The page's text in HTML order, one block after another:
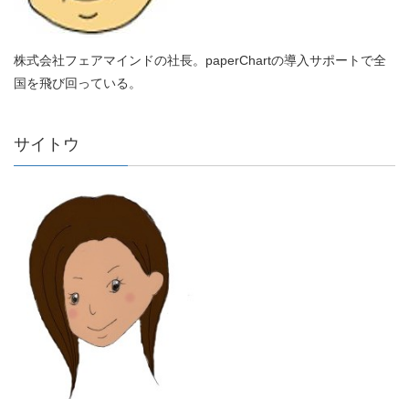
株式会社フェアマインドの社長。paperChartの導入サポートで全
国を飛び回っている。
サイトウ